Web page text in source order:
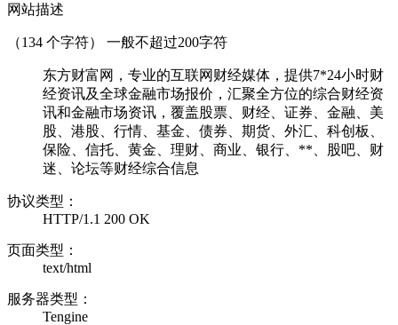
网站描述
（134 个字符） 一般不超过200字符
东方财富网，专业的互联网财经媒体，提供7*24小时财
经资讯及全球金融市场报价，汇聚全方位的综合财经资
讯和金融市场资讯，覆盖股票、财经、证券、金融、美
股、港股、行情、基金、债券、期货、外汇、科创板、
保险、信托、黄金、理财、商业、银行、**、股吧、财
迷、论坛等财经综合信息
协议类型：
HTTP/1.1 200 OK
页面类型：
text/html
服务器类型：
Tengine